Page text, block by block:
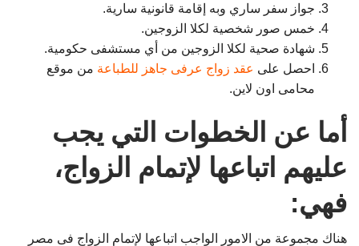
جواز سفر ساري وبه إقامة قانونية سارية.
خمس صور شخصية لكلا الزوجين.
شهادة صحية لكلا الزوجين من أي مستشفى حكومية.
احصل على عقد زواج عرفى جاهز للطباعة من موقع
محامى اون لاين.
أما عن الخطوات التي يجب
عليهم اتباعها لإتمام الزواج،
فهي:
هناك مجموعة من الامور الواجب اتباعها لإتمام الزواج فى مصر